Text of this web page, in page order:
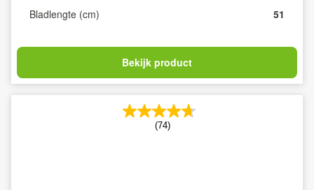
Bladlengte (cm) 51
Bekijk product
(74)